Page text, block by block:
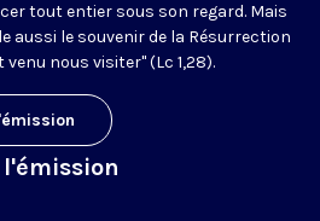
tout entier sous son regard. Mais
aussi le souvenir de la Résurrection
nous visiter" (Lc 1,28).